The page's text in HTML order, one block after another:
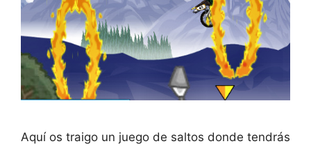
Aquí os traigo un juego de saltos donde tendrás